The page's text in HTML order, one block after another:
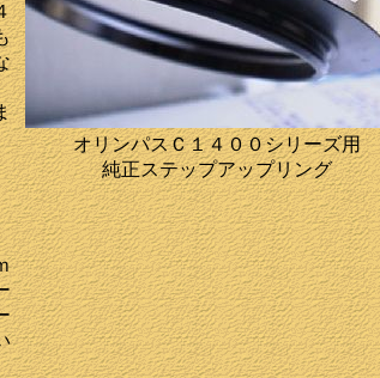
オリンパスＣ１４００シリーズ用
純正ステップアップリング